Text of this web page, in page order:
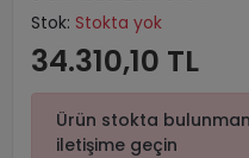
Stok: Stokta yok
34.310,10 TL
Ürün stokta
iletişime geçin